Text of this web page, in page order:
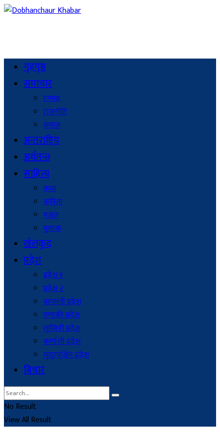
गृहपृष्ठ
समाचार
रंगमञ्च
राजनीति
समाज
अन्तराष्ट्रिय
अर्थतन्त्र
साहित्य
कथा
कविता
गजल
मुक्तक
खेलकुद
प्रदेश
प्रदेश १
प्रदेश २
बागमती प्रदेश
गण्डकी प्रदेश
लुम्बिनी प्रदेश
कर्णाली प्रदेश
सुदूरपश्चिम प्रदेश
बिचार
No Result
View All Result